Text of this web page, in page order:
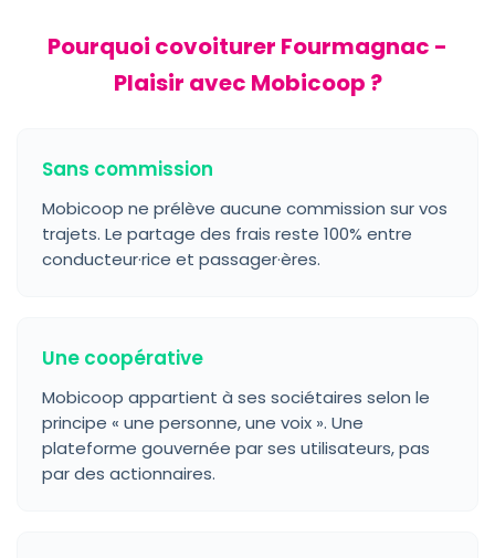
Pourquoi covoiturer Fourmagnac -
Plaisir avec Mobicoop ?
Sans commission
Mobicoop ne prélève aucune commission sur vos
trajets. Le partage des frais reste 100% entre
conducteur·rice et passager·ères.
Une coopérative
Mobicoop appartient à ses sociétaires selon le
principe « une personne, une voix ». Une
plateforme gouvernée par ses utilisateurs, pas
par des actionnaires.